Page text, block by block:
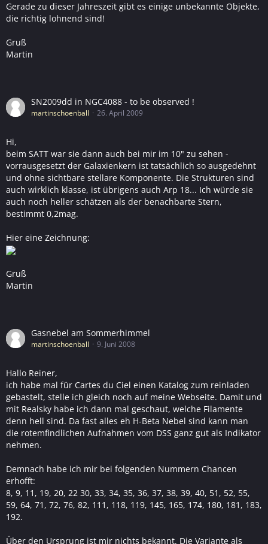
Gerade zu dieser Jahreszeit gibt es einige unbekannte Objekte,
die richtig lohnend sind!
Gruß
Martin
SN2009dd in NGC4088 - to be observed !
martinschoenball 26. April 2009
Hi,
beim SATT war sie dann auch bei mir im 10" zu sehen -
vorrausgesetzt der Galaxienkern ist tatsächlich so ausgedehnt
und ohne sichtbare stellare Komponente. Die Strukturen sind
auch wirklich klasse, ist übrigens auch Arp 18... Ich würde sie
auch noch heller schätzen als der benachbarte Stern,
bestimmt 0,2mag.
Hier eine Zeichnung:
Gruß
Martin
Gasnebel am Sommerhimmel
martinschoenball 9. Juni 2008
Hallo Reiner,
ich habe mal für Cartes du Ciel einen Katalog zum reinladen
gebastelt, stelle ich gleich noch auf meine Webseite. Damit und
mit Realsky habe ich dann mal geschaut, welche Filamente
denn hell sind. Da fast alles eh H-Beta Nebel sind kann man
die rotemfindlichen Aufnahmen vom DSS ganz gut als Indikator
nehmen.
Demnach habe ich mir bei folgenden Nummern Chancen
erhofft:
8, 9, 11, 19, 20, 22 30, 33, 34, 35, 36, 37, 38, 39, 40, 51, 52, 55,
59, 64, 71, 72, 76, 82, 111, 118, 119, 145, 165, 174, 180, 181, 183,
192.
Über den Ursprung ist mir nichts bekannt. Die Variante als